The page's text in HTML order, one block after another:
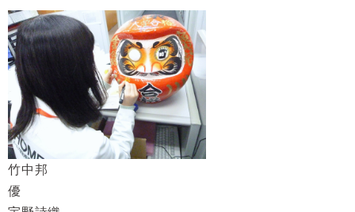
竹中邦
優